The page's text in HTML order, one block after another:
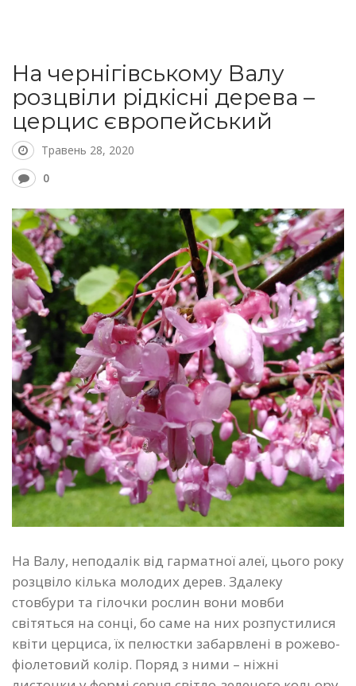
На чернігівському Валу
розцвіли рідкісні дерева –
церцис європейський
Травень 28, 2020
0
На Валу, неподалік від гарматної алеї, цього року
розцвіло кілька молодих дерев. Здалеку
стовбури та гілочки рослин вони мовби
світяться на сонці, бо саме на них розпустилися
квіти церциса, їх пелюстки забарвлені в рожево-
фіолетовий колір. Поряд з ними – ніжні